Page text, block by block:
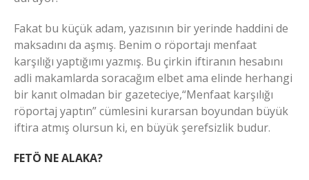
Fakat bu küçük adam, yazısının bir yerinde haddini de
maksadını da aşmış. Benim o röportajı menfaat
karşılığı yaptığımı yazmış. Bu çirkin iftiranın hesabını
adli makamlarda soracağım elbet ama elinde herhangi
bir kanıt olmadan bir gazeteciye,“Menfaat karşılığı
röportaj yaptın” cümlesini kurarsan boyundan büyük
iftira atmış olursun ki, en büyük şerefsizlik budur.
FETÖ NE ALAKA?